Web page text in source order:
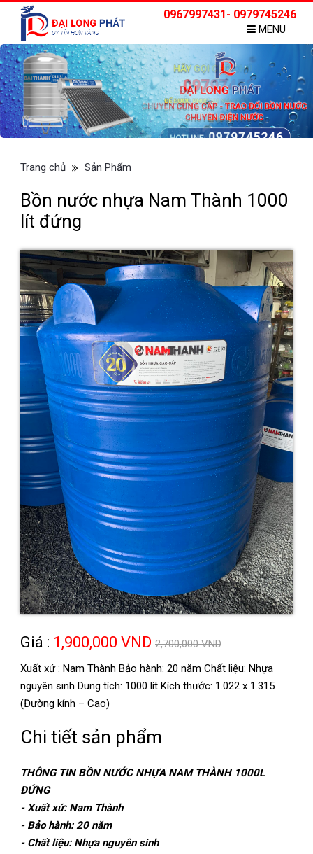
0967997431- 0979745246
MENU
Trang chủ Sản Phẩm
Bồn nước nhựa Nam Thành 1000
lít đứng
Giá : 1,900,000 VND 2,700,000 VND
Xuất xứ : Nam Thành Bảo hành: 20 năm Chất liệu: Nhựa
nguyên sinh Dung tích: 1000 lít Kích thước: 1.022 x 1.315
(Đường kính – Cao)
Chi tiết sản phẩm
THÔNG TIN BỒN NƯỚC NHỰA NAM THÀNH 1000L
ĐỨNG
- Xuất xứ: Nam Thành
- Bảo hành: 20 năm
- Chất liệu: Nhựa nguyên sinh